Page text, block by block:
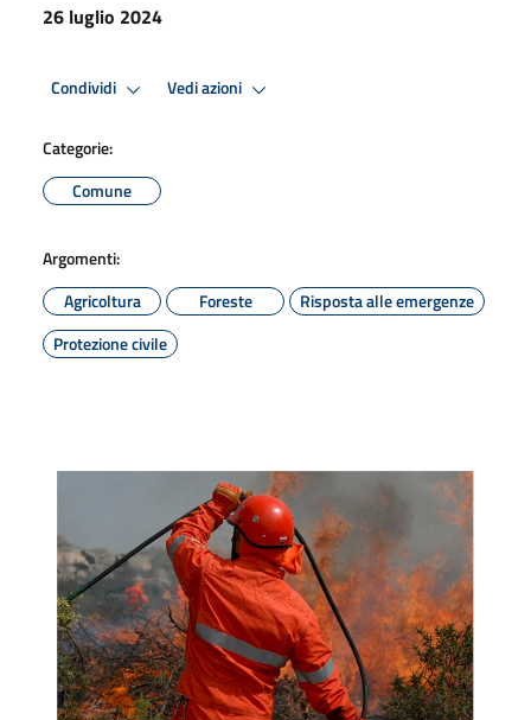
26 luglio 2024
Condividi Vedi azioni
Categorie:
Comune
Argomenti:
Agricoltura
Foreste
Risposta alle emergenze
Protezione civile